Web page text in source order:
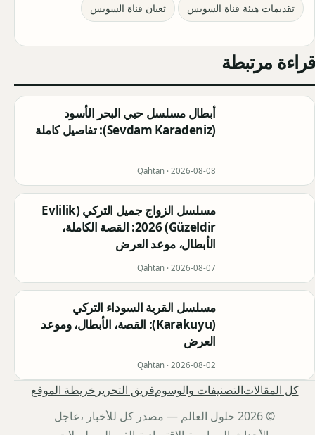
تقديمات هيئة قناة السويس ثعبان قناة السويس
قراءة مرتبطة
أبطال مسلسل حبي البحر الأسود
(Sevdam Karadeniz): تفاصيل كاملة
Qahtan · 2026-08-08
مسلسل الزواج جميل التركي (Evlilik
Güzeldir) 2026: القصة الكاملة،
الأبطال، موعد العرض
Qahtan · 2026-08-07
مسلسل القرية السوداء التركي
(Karakuyu): القصة، الأبطال، وموعد
العرض
Qahtan · 2026-08-02
كل المقالاتالتصنيفات والوسومفريق التحرير خريطة الموقع
© 2026 حلول العالم — مصدر كل للأخبار ،عاجل